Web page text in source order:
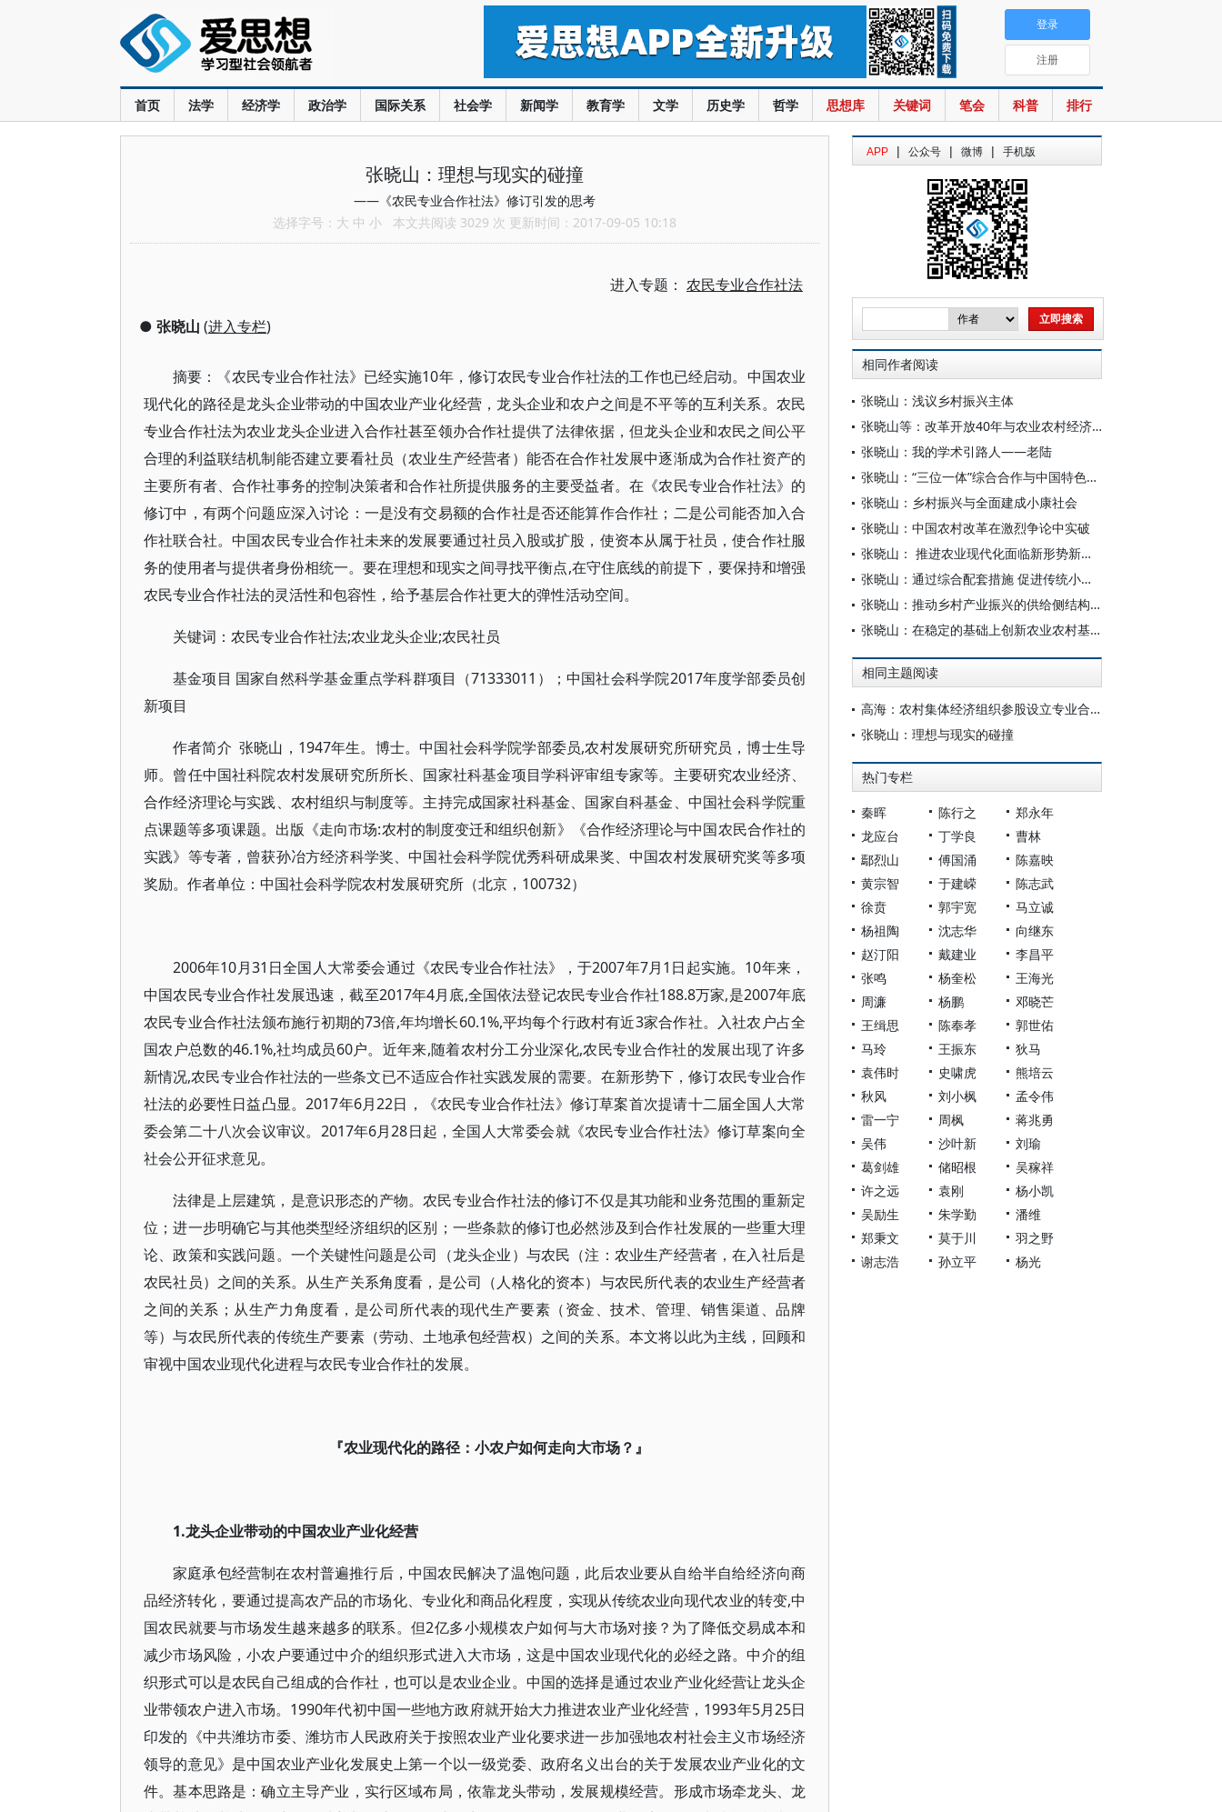
首页 法学 经济学 政治学 国际关系 社会学 新闻学 教育学 文学 历史学 哲学 思想库 关键词 笔会 科普 排行
登录
注册
张晓山：理想与现实的碰撞
——《农民专业合作社法》修订引发的思考
选择字号： 大 中 小 本文共阅读 3029 次 更新时间：2017-09-05 10:18
进入专题： 农民专业合作社法
● 张晓山 (进入专栏)
摘要：《农民专业合作社法》已经实施10年，修订农民专业合作社法的工作也已经启动。中国农业
现代化的路径是龙头企业带动的中国农业产业化经营，龙头企业和农户之间是不平等的互利关系。农民
专业合作社法为农业龙头企业进入合作社甚至领办合作社提供了法律依据，但龙头企业和农民之间公平
合理的利益联结机制能否建立要看社员（农业生产经营者）能否在合作社发展中逐渐成为合作社资产的
主要所有者、合作社事务的控制决策者和合作社所提供服务的主要受益者。在《农民专业合作社法》的
修订中，有两个问题应深入讨论：一是没有交易额的合作社是否还能算作合作社；二是公司能否加入合
作社联合社。中国农民专业合作社未来的发展要通过社员入股或扩股，使资本从属于社员，使合作社服
务的使用者与提供者身份相统一。要在理想和现实之间寻找平衡点,在守住底线的前提下，要保持和增强
农民专业合作社法的灵活性和包容性，给予基层合作社更大的弹性活动空间。
关键词：农民专业合作社法;农业龙头企业;农民社员
基金项目 国家自然科学基金重点学科群项目（71333011）；中国社会科学院2017年度学部委员创
新项目
作者简介 张晓山，1947年生。博士。中国社会科学院学部委员,农村发展研究所研究员，博士生导
师。曾任中国社科院农村发展研究所所长、国家社科基金项目学科评审组专家等。主要研究农业经济、
合作经济理论与实践、农村组织与制度等。主持完成国家社科基金、国家自科基金、中国社会科学院重
点课题等多项课题。出版《走向市场:农村的制度变迁和组织创新》《合作经济理论与中国农民合作社的
实践》等专著，曾获孙冶方经济科学奖、中国社会科学院优秀科研成果奖、中国农村发展研究奖等多项
奖励。作者单位：中国社会科学院农村发展研究所（北京，100732）
2006年10月31日全国人大常委会通过《农民专业合作社法》，于2007年7月1日起实施。10年来，
中国农民专业合作社发展迅速，截至2017年4月底,全国依法登记农民专业合作社188.8万家,是2007年底
农民专业合作社法颁布施行初期的73倍,年均增长60.1%,平均每个行政村有近3家合作社。入社农户占全
国农户总数的46.1%,社均成员60户。近年来,随着农村分工分业深化,农民专业合作社的发展出现了许多
新情况,农民专业合作社法的一些条文已不适应合作社实践发展的需要。在新形势下，修订农民专业合作
社法的必要性日益凸显。2017年6月22日，《农民专业合作社法》修订草案首次提请十二届全国人大常
委会第二十八次会议审议。2017年6月28日起，全国人大常委会就《农民专业合作社法》修订草案向全
社会公开征求意见。
法律是上层建筑，是意识形态的产物。农民专业合作社法的修订不仅是其功能和业务范围的重新定
位；进一步明确它与其他类型经济组织的区别；一些条款的修订也必然涉及到合作社发展的一些重大理
论、政策和实践问题。一个关键性问题是公司（龙头企业）与农民（注：农业生产经营者，在入社后是
农民社员）之间的关系。从生产关系角度看，是公司（人格化的资本）与农民所代表的农业生产经营者
之间的关系；从生产力角度看，是公司所代表的现代生产要素（资金、技术、管理、销售渠道、品牌
等）与农民所代表的传统生产要素（劳动、土地承包经营权）之间的关系。本文将以此为主线，回顾和
审视中国农业现代化进程与农民专业合作社的发展。
『农业现代化的路径：小农户如何走向大市场？』
1.龙头企业带动的中国农业产业化经营
家庭承包经营制在农村普遍推行后，中国农民解决了温饱问题，此后农业要从自给半自给经济向商
品经济转化，要通过提高农产品的市场化、专业化和商品化程度，实现从传统农业向现代农业的转变,中
国农民就要与市场发生越来越多的联系。但2亿多小规模农户如何与大市场对接？为了降低交易成本和
减少市场风险，小农户要通过中介的组织形式进入大市场，这是中国农业现代化的必经之路。中介的组
织形式可以是农民自己组成的合作社，也可以是农业企业。中国的选择是通过农业产业化经营让龙头企
业带领农户进入市场。1990年代初中国一些地方政府就开始大力推进农业产业化经营，1993年5月25日
印发的《中共潍坊市委、潍坊市人民政府关于按照农业产业化要求进一步加强地农村社会主义市场经济
领导的意见》是中国农业产业化发展史上第一个以一级党委、政府名义出台的关于发展农业产业化的文
件。基本思路是：确立主导产业，实行区域布局，依靠龙头带动，发展规模经营。形成市场牵龙头、龙
APP | 公众号 | 微博 | 手机版
相同作者阅读
张晓山：浅议乡村振兴主体
张晓山等：改革开放40年与农业农村经济发展
张晓山：我的学术引路人——老陆
张晓山：“三位一体”综合合作与中国特色农业农村现代化——供销合作社综合改革的龙岩探索
张晓山：乡村振兴与全面建成小康社会
张晓山：中国农村改革在激烈争论中实破
张晓山： 推进农业现代化面临新形势新任务
张晓山：通过综合配套措施 促进传统小农户向现代小农户转变
张晓山：推动乡村产业振兴的供给侧结构性改革研究
张晓山：在稳定的基础上创新农业农村基本经营制度
相同主题阅读
高海：农村集体经济组织参股设立专业合作社中的盈余分配
张晓山：理想与现实的碰撞
热门专栏
秦晖 陈行之
郑永年
龙应台
丁学良
曹林
鄢烈山
傅国涌
陈嘉映
黄宗智
于建嵘
陈志武
徐贲
郭宇宽
马立诚
杨祖陶
沈志华
向继东
赵汀阳
戴建业
李昌平
张鸣
杨奎松
王海光
周濂
杨鹏
邓晓芒
王缉思
陈奉孝
郭世佑
马玲
王振东
狄马
袁伟时
史啸虎
熊培云
秋风
刘小枫
孟令伟
雷一宁
周枫
蒋兆勇
吴伟
沙叶新
刘瑜
葛剑雄
储昭根
吴稼祥
许之远
袁刚
杨小凯
吴励生
朱学勤
潘维
郑秉文
莫于川
羽之野
谢志浩
孙立平 杨光